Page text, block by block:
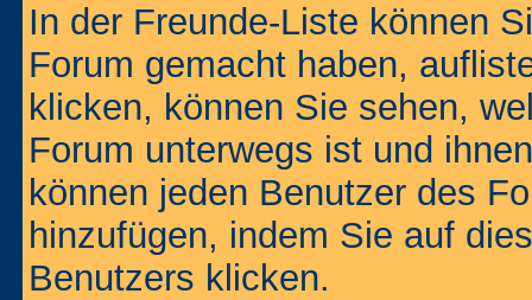
In der Freunde-Liste können
Forum gemacht haben,
klicken, können Sie sehen,
Forum unterwegs ist und
können jeden Benutzer des
hinzufügen, indem Sie auf
Benutzers klicken.